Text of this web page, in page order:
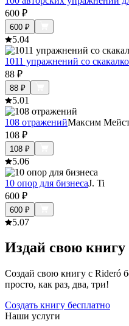
600 ₽
600 ₽
5.04
1011 упражнений со
88 ₽
88 ₽
5.01
108 отраженийМаксим
108 ₽
108 ₽
5.06
10 опор для бизнесаJ. Ti
600 ₽
600 ₽
5.07
Издай свою книгу
Создай свою книгу с Rideró
просто, как раз, два, три!
Создать книгу бесплатно
Наши услуги